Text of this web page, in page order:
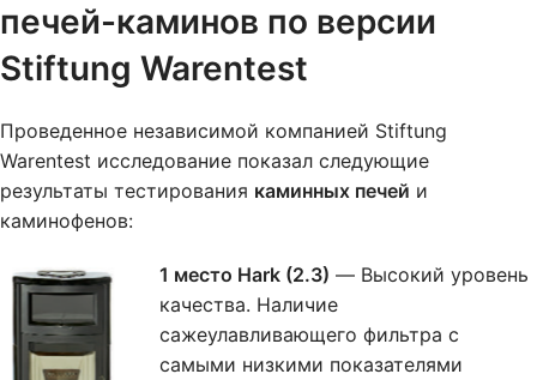
печей-каминов по версии
Stiftung Warentest
Проведенное независимой компанией Stiftung
Warentest исследование показал следующие
результаты тестирования каминных печей и
каминофенов:
1 место Hark (2.3) — Высокий уровень
качества. Наличие
сажеулавливающего фильтра с
самыми низкими показателями